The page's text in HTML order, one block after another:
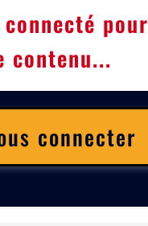
pour
contenu...
connecter